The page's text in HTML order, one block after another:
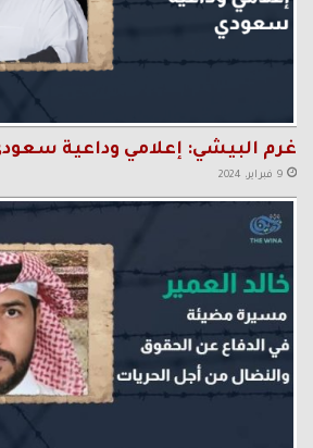
غرم البيشي: إعلامي وداعية
9 فبراير، 2024